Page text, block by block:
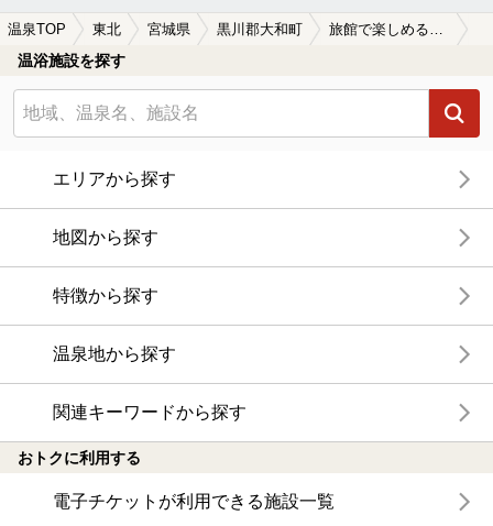
温泉TOP 東北 宮城県 黒川郡大和町 旅館で楽しめる黒川郡大和町の温泉、日帰り温泉、スーパー銭湯おすすめ
温浴施設を探す
エリアから探す
地図から探す
特徴から探す
温泉地から探す
関連キーワードから探す
おトクに利用する
電子チケットが利用できる施設一覧